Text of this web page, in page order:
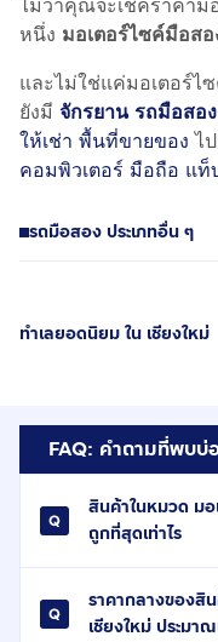
ไม่ว่าคุณจะเช็คราคาม
หนึ่ง มอเตอร์ไซค์มือสอ
และไม่ใช่แค่มอเตอร์ไ
ยังมี จักรยาน รถมือสอง
ให้เช่า พื้นที่ขายของ ไ
คอมพิวเตอร์ มือถือ แท็
รถมือสอง ประเภทอื่น ๆ
ทำเลยอดนิยม ใน เชียงใหม่
FAQ: คำถามที่พบบ่
สินค้าในหมวด มอ
ถูกที่สุดเท่าไร
ราคากลางของสิ
เชียงใหม่ ประมาณ